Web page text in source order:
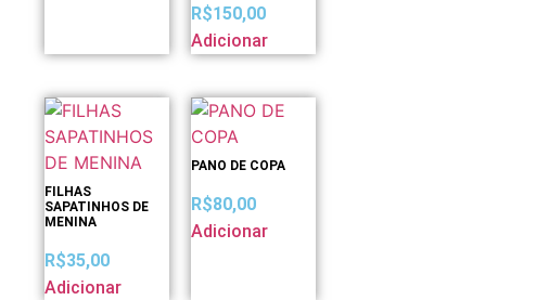
R$150,00
Adicionar
FILHAS
SAPATINHOS DE
MENINA
R$35,00
Adicionar
PANO DE COPA
R$80,00
Adicionar